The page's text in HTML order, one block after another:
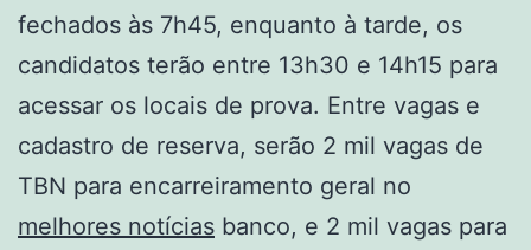
fechados às 7h45, enquanto à tarde, os
candidatos terão entre 13h30 e 14h15 para
acessar os locais de prova. Entre vagas e
cadastro de reserva, serão 2 mil vagas de
TBN para encarreiramento geral no
melhores notícias banco, e 2 mil vagas para